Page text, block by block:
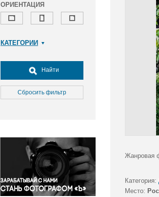
ОРИЕНТАЦИЯ
КАТЕГОРИИ
Досуг, туризм и отдых
Культура
Медицина
Окружающая среда
Политика
Правосудие
Происшествия и конфликты
Религия
Найти
Сбросить фильтр
Жанровая
Категория:
Место: